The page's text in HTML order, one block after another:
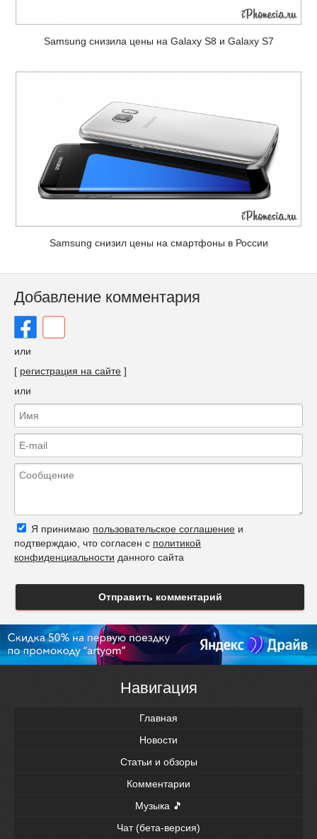
Samsung снизила цены на Galaxy S8 и Galaxy S7
Samsung снизил цены на смартфоны в России
Добавление комментария
или
[ регистрация на сайте ]
или
Я принимаю пользовательское соглашение и
подтверждаю, что согласен с политикой
конфиденциальности данного сайта
Отправить комментарий
Навигация
Главная
Новости
Статьи и обзоры
Комментарии
Музыка 🎵
Чат (бета-версия)